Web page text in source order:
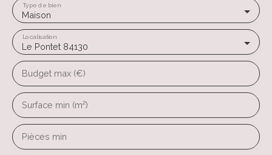
Maison
Type de bien
Le Pontet 84130
Localisation
Budget max (€)
Surface min (m²)
Pièces min